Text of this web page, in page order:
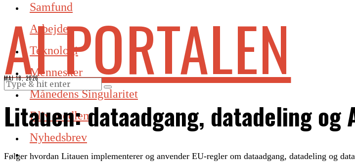
Samfund
Arbejde
Teknologi
Mennesker
Månedens Singularitet
Bliv medlem
Nyhedsbrev
AI PORTALEN
MAJ 18, 2026
Litauen: dataadgang, datadeling
Følger hvordan Litauen implementerer og anvender EU-regler om dataadgang, datadeling og